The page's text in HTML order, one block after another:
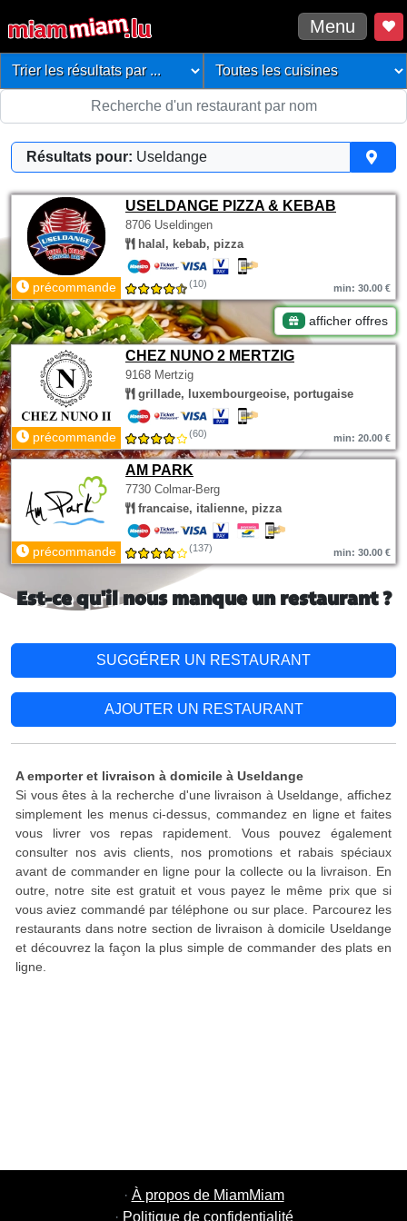
Menu
Résultats pour: Useldange
USELDANGE PIZZA & KEBAB
8706 Useldingen
halal, kebab, pizza
précommande (10) min: 30.00 €
afficher offres
CHEZ NUNO 2 MERTZIG
9168 Mertzig
grillade, luxembourgeoise, portugaise
précommande (60) min: 20.00 €
AM PARK
7730 Colmar-Berg
francaise, italienne, pizza
précommande (137) min: 30.00 €
Est-ce qu'il nous manque un restaurant ?
SUGGÉRER UN RESTAURANT
AJOUTER UN RESTAURANT
A emporter et livraison à domicile à Useldange
Si vous êtes à la recherche d'une livraison à Useldange, affichez
simplement les menus ci-dessus, commandez en ligne et faites
vous livrer vos repas rapidement. Vous pouvez également
consulter nos avis clients, nos promotions et rabais spéciaux
avant de commander en ligne pour la collecte ou la livraison. En
outre, notre site est gratuit et vous payez le même prix que si
vous aviez commandé par téléphone ou sur place. Parcourez les
restaurants dans notre section de livraison à domicile Useldange
et découvrez la façon la plus simple de commander des plats en
ligne.
· À propos de MiamMiam
· Politique de confidentialité